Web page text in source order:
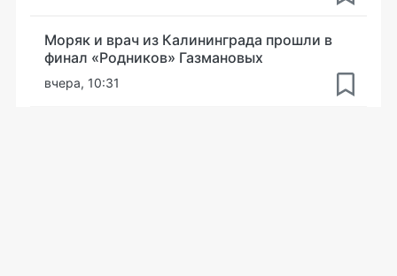
Моряк и врач из Калининграда прошли в
финал «Родников» Газмановых
вчера, 10:31